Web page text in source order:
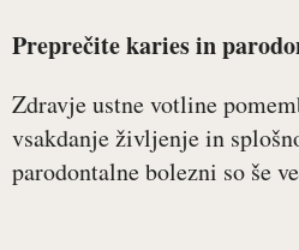
Preprečite karies in
Zdravje ustne votline
vsakdanje življenje in
parodontalne bolezni so še